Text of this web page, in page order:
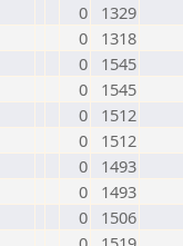
0
1329
0
1318
0
1545
0
1545
0
1512
0
1512
0
1493
0
1493
0
1506